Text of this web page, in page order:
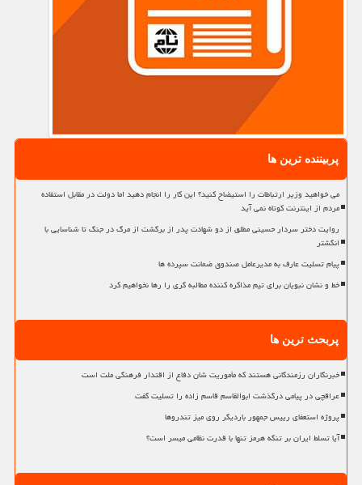
پربیننده ترین ها
می خواهید وزیر ارتباطات را استیضاح کنید؟ این کار را انجام دهید اما دولت در مقابل استفاده
مردم از اینترنت کوتاه نمی آید
روایت دختر سردار حسینی مطلق از دو شهادت پدر از برگشت از مرگ در جنگ تا شناسایی با
انگشتر
پیام تسلیت عارف به مدیرعامل صندوق ضمانت سپرده ها
خط و نشان نبویان برای تیم مذاکره کننده مطالبه گری را رها نخواهیم کرد
پربحث ترین ها
خبرنگاران رزمندگانی هستند که مأموریت شان دفاع از اقتدار فرهنگی ملت است
عراقچی در پیامی درگذشت ابوالقاسم قاسم زاده را تسلیت گفت
پروژه استعفای رییس جمهور باردیگر روی میز تندروها
آیا تسلط ایران بر تنگه هرمز تنها با قدرت نظامی میسر است؟